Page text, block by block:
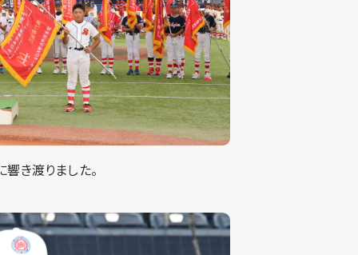
き渡りました。